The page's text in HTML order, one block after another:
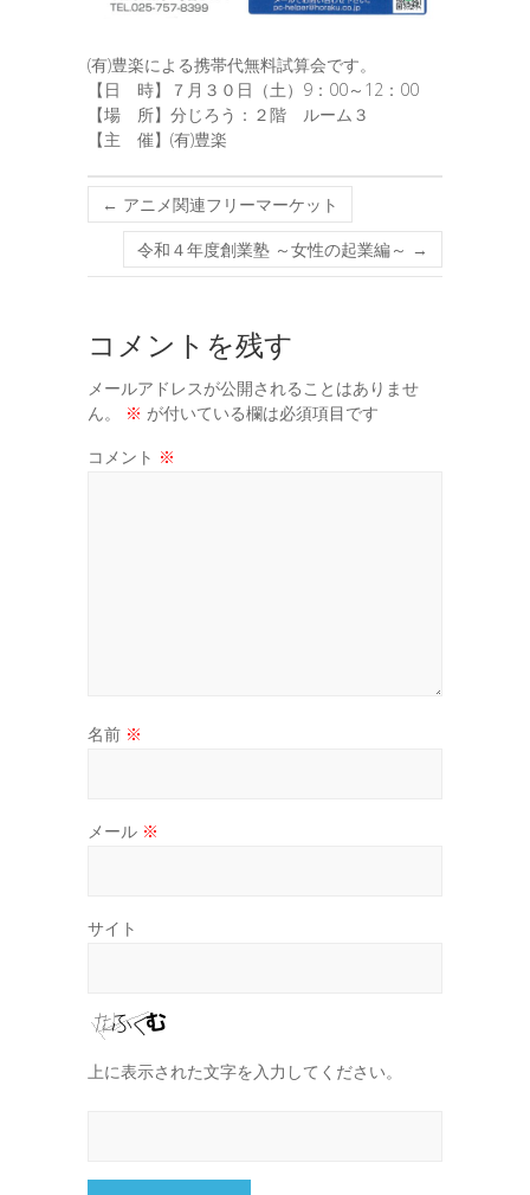
(有)豊楽による携帯代無料試算会です。
【日 時】７月３０日（土）9：00～12：00
【場 所】分じろう：２階 ルーム３
【主 催】(有)豊楽
← アニメ関連フリーマーケット
令和４年度創業塾 ～女性の起業編～ →
コメントを残す
メールアドレスが公開されることはありませ
ん。
※ が付いている欄は必須項目です
コメント ※
名前 ※
メール ※
サイト
上に表示された文字を入力してください。